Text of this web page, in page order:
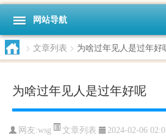
网站导航
> 文章列表 > 为啥过年见人是过年好
为啥过年见人是过年好呢
网友:wsg 文章列表 2024-02-06